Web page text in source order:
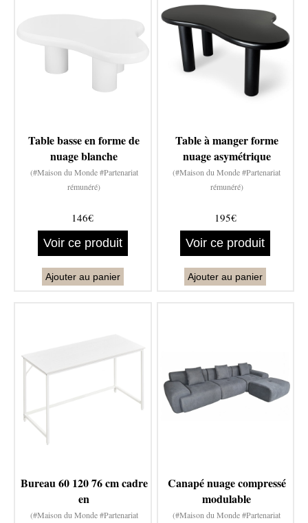
Table basse en forme de
nuage blanche
(#Maison du Monde #Partenariat
rémunéré)
146€
Voir ce produit
Ajouter au panier
Table à manger forme
nuage asymétrique
(#Maison du Monde #Partenariat
rémunéré)
195€
Voir ce produit
Ajouter au panier
Bureau 60 120 76 cm cadre
en
(#Maison du Monde #Partenariat
Canapé nuage compressé
modulable
(#Maison du Monde #Partenariat